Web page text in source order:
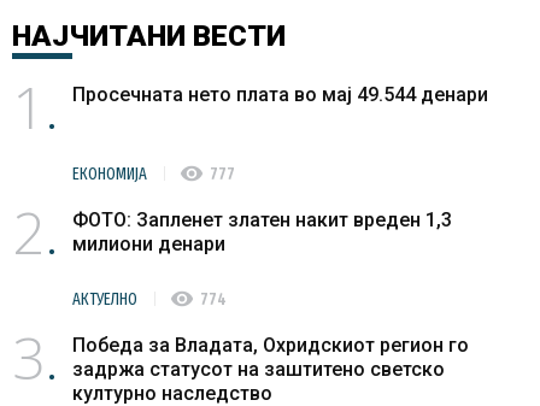
НАЈЧИТАНИ ВЕСТИ
1 Просечната нето плата во мај 49.544 денари
ЕКОНОМИЈА visibility 777
2
ФОТО: Запленет златен накит вреден 1,3
милиони денари
АКТУЕЛНО visibility 774
3
Победа за Владата, Охридскиот регион го
задржа статусот на заштитено светско
културно наследство